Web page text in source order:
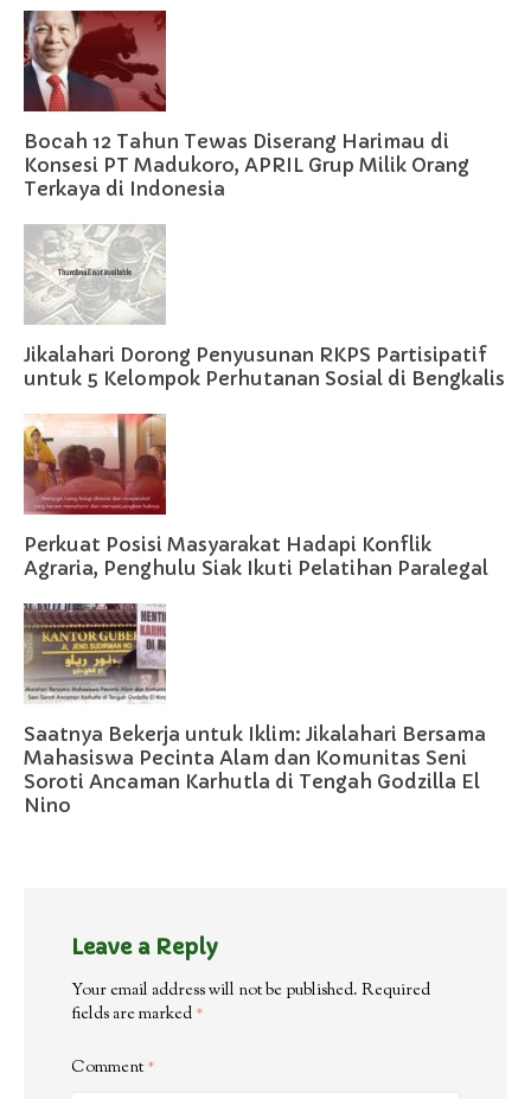
Bocah 12 Tahun Tewas Diserang Harimau di
Konsesi PT Madukoro, APRIL Grup Milik Orang
Terkaya di Indonesia
Jikalahari Dorong Penyusunan RKPS Partisipatif
untuk 5 Kelompok Perhutanan Sosial di Bengkalis
Perkuat Posisi Masyarakat Hadapi Konflik
Agraria, Penghulu Siak Ikuti Pelatihan Paralegal
Saatnya Bekerja untuk Iklim: Jikalahari Bersama
Mahasiswa Pecinta Alam dan Komunitas Seni
Soroti Ancaman Karhutla di Tengah Godzilla El
Nino
Leave a Reply
Your email address will not be published. Required
fields are marked *
Comment*